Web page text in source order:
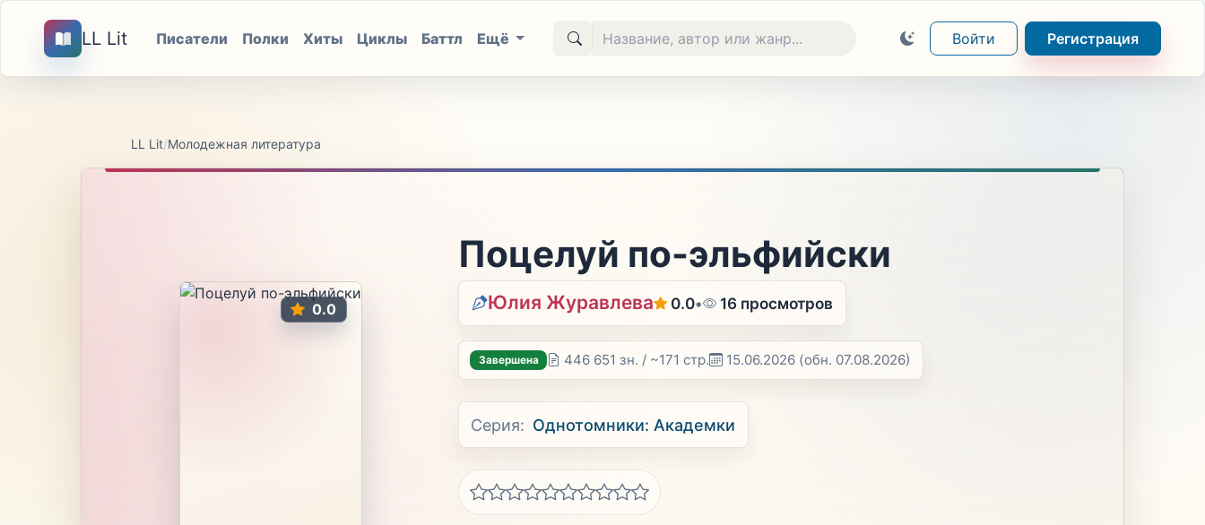
LL Lit Писатели Полки Хиты Циклы Баттл Ещё Войти Регистрация
LL Lit/Молодежная литература
0.0
Поцелуй по-эльфийски
Юлия Журавлева 0.0• 16 просмотров
Завершена 446 651 зн. / ~171 стр. 15.06.2026 (обн. 07.08.2026)
Серия: Однотомники: Академки